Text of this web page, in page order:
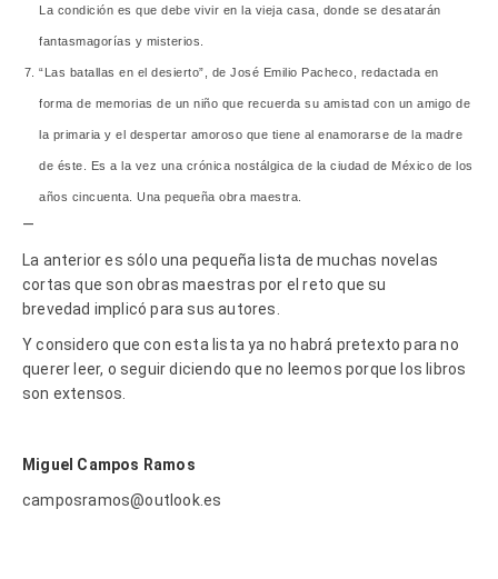
La condición es que debe vivir en la vieja casa, donde se desatarán
fantasmagorías y misterios.
“Las batallas en el desierto”, de José Emilio Pacheco, redactada en
forma de memorias de un niño que recuerda su amistad con un amigo de
la primaria y el despertar amoroso que tiene al enamorarse de la madre
de éste. Es a la vez una crónica nostálgica de la ciudad de México de los
años cincuenta. Una pequeña obra maestra.
—
La anterior es sólo una pequeña lista de muchas novelas
cortas que son obras maestras por el reto que su
brevedad implicó para sus autores.
Y considero que con esta lista ya no habrá pretexto para no
querer leer, o seguir diciendo que no leemos porque los libros
son extensos.
Miguel Campos Ramos
camposramos@outlook.es